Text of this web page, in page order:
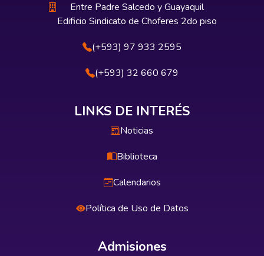
Entre Padre Salcedo y Guayaquil
Edificio Sindicato de Choferes 2do piso
(+593) 97 933 2595
(+593) 32 660 679
LINKS DE INTERÉS
Noticias
Biblioteca
Calendarios
Política de Uso de Datos
Admisiones